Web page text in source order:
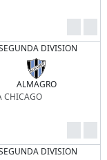
DIVISION
ALMAGRO
CHICAGO
DIVISION